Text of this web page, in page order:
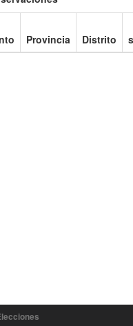
Provincia Distrito